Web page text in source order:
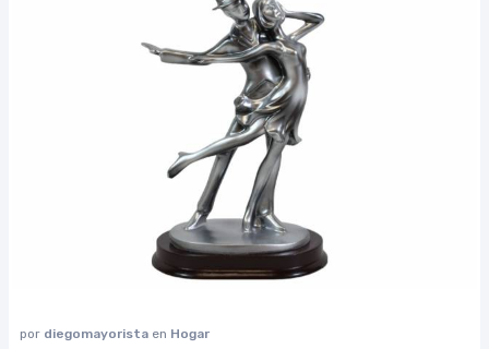
por diegomayorista en Hogar